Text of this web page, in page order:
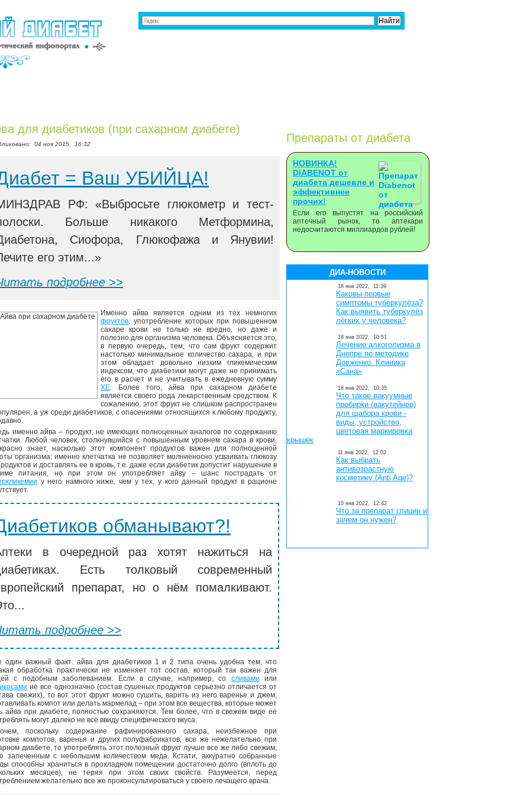
для диабетиков (при сахарном диабете)
04 ноя 2015, 16:32
= Ваш УБИЙЦА!
РФ: «Выбросьте глюкометр и тест-
Больше никакого Метформина,
Сиофора, Глюкофажа и Янувии!
его этим...»
подробнее >>
Именно айва является одним из тех немногих
фруктов, употребление которых при повышенном
сахаре крови не только не вредно, но даже и
полезно для организма человека. Объясняется это,
в первую очередь, тем, что сам фрукт содержит
настолько минимальное количество сахара, и при
этом обладает довольно низким гликемическим
индексом, что диабетики могут даже не принимать
его в расчет и не учитывать в ежедневную сумму
ХЕ. Более того, айва при сахарном диабете
является своего рода лекарственным средством. К
сожалению, этот фрукт не слишком распространен
а уж среди диабетиков, с опасениями относящихся к любому продукту,
именно айва – продукт, не имеющих полноценных аналогов по содержанию
Любой человек, столкнувшийся с повышенным уровнем сахара в крови,
знает, насколько этот компонент продуктов важен для полноценной
организма: именно клетчатка не позволяет молниеносно усваивать глюкозу
и доставлять ее в кровь, т.е. даже если диабетик допустит нарушение в
питания, но при этом он употребляет айву – шанс пострадать от
у него намного ниже, чем у тех, у кого данный продукт в рационе
обманывают?!
в очередной раз хотят нажиться на
Есть толковый современный
препарат, но о нём помалкивают.
подробнее >>
один важный факт: айва для диабетиков 1 и 2 типа очень удобна тем, что
обработка практически не изменяет тот состав, который так важен для
с подобным заболеванием. Если в случае, например, со сливами или
не все однозначно (состав сушеных продуктов серьезно отличается от
свежих), то вот этот фрукт можно сушить, варить из него варенье и джем,
компот или делать мармелад – при этом все вещества, которые может
айва при диабете, полностью сохраняются. Тем более, что в свежем виде ее
могут далеко не все ввиду специфического вкуса.
поскольку содержание рафинированного сахара, неизбежное при
компотов, варенья и других полуфабрикатов, все же нежелательно при
диабете, то употреблять этот полезный фрукт лучше все же либо свежим,
запеченным с небольшим количеством меда. Кстати, аккуратно собранные
способны храниться в прохладном помещении достаточно долго (вплоть до
месяцев), не теряя при этом своих свойств. Разумеется, перед
желательно все же проконсультироваться у своего лечащего врача.
Препараты от диабета
НОВИНКА!
DIABENOT от
диабета дешевле и
эффективнее
прочих!
Если его выпустят на российский
аптечный рынок, то аптекари
недосчитаются миллиардов рублей!
ДИА-НОВОСТИ
18 янв 2022, 11:39
Каковы первые
симптомы туберкулёза?
Как выявить туберкулёз
лёгких у человека?
18 янв 2022, 10:51
Лечение алкоголизма в
Днепре по методике
Довженко. Клиника
«Сана»
18 янв 2022, 10:35
Что такое вакуумные
пробирки (вакутейнер)
для щабора крови -
виды, устройство,
цветовая маркировка
крышек
11 янв 2022, 12:02
Как выбрать
антивозрастную
косметику (Anti Age)?
10 янв 2022, 12:42
Что за препарат глицин и
зачем он нужен?